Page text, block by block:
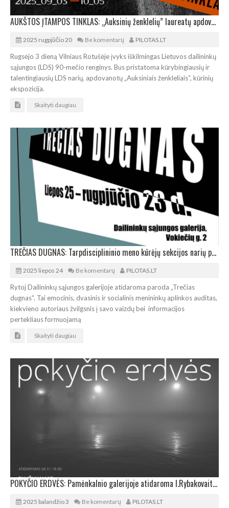
AUKŠTOS ĮTAMPOS TINKLAS: „Auksinių ženklelių” laureatų apdovanojimas ir paroda Vilniaus rotušėje
2025 rugpjūčio 20 Be komentarų PILOTAS.LT
Rugsėjo 3 dieną Vilniaus Rotušėje įvyks iškilmingas Lietuvos dailininkų
sąjungos (LDS) 90-mečio renginys. Bus pristatoma kūrybingiausių ir
talentingiausių LDS narių, apdovanotų „Auksiniais ženkleliais“, kūrinių
ekspozicija.
Skaityti daugiau
TREČIAS DUGNAS: Tarpdisciplininio meno kūrėjų sekcijos narių projektas-tyrimas
2025 liepos 24 Be komentarų PILOTAS.LT
Rytoj Dailininkų sąjungos galerijoje atidaroma paroda „Trečias
dugnas“. Tai emocinis, dvasinis ir socialinis menininkų aplinkos auditas,
kiekvieno autoriaus žvilgsnis į savo vaizdų bei informacijos
pertekliaus formuojamą
Skaityti daugiau
POKYČIO ERDVĖS: Pamėnkalnio galerijoje atidaroma I.Rybakovaitės tapybos paroda
2025 balandžio 3 Be komentarų PILOTAS.LT